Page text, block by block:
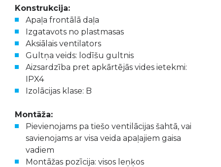
Konstrukcija:
Apaļa frontālā daļa
Izgatavots no plastmasas
Aksiālais ventilators
Gultņa veids: lodīšu gultnis
Aizsardzība pret apkārtējās vides ietekmi:
IPX4
Izolācijas klase: B
Montāža:
Pievienojams pa tiešo ventilācijas šahtā, vai
savienojams ar visa veida apaļajiem gaisa
vadiem
Montāžas pozīcija: visos leņķos